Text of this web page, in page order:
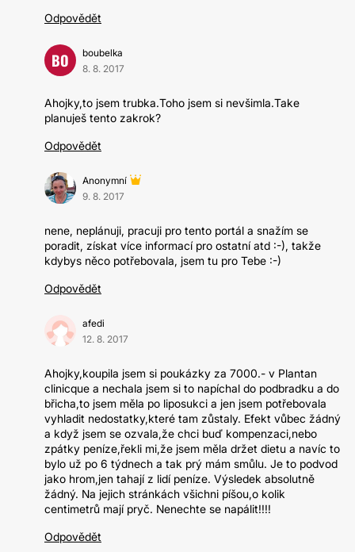
Odpovědět
BO
boubelka
8. 8. 2017
Ahojky,to jsem trubka.Toho jsem si nevšimla.Take
planuješ tento zakrok?
Odpovědět
Anonymní
9. 8. 2017
nene, neplánuji, pracuji pro tento portál a snažím se
poradit, získat více informací pro ostatní atd :-), takže
kdybys něco potřebovala, jsem tu pro Tebe :-)
Odpovědět
afedi
12. 8. 2017
Ahojky,koupila jsem si poukázky za 7000.- v Plantan
clinicque a nechala jsem si to napíchal do podbradku a do
břicha,to jsem měla po liposukci a jen jsem potřebovala
vyhladit nedostatky,které tam zůstaly. Efekt vůbec žádný
a když jsem se ozvala,že chci buď kompenzaci,nebo
zpátky peníze,řekli mi,že jsem měla držet dietu a navíc to
bylo už po 6 týdnech a tak prý mám smůlu. Je to podvod
jako hrom,jen tahají z lidí peníze. Výsledek absolutně
žádný. Na jejich stránkách všichni píšou,o kolik
centimetrů mají pryč. Nenechte se napálit!!!!
Odpovědět